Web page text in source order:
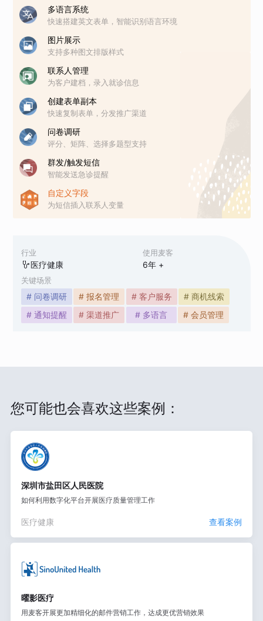
行业
医疗健康
使用麦客
6年 +
关键场景
# 问卷调研 # 报名管理 # 客户服务
# 商机线索
# 通知提醒
# 渠道推广 # 多语言 # 会员管理
多语言系统
快速搭建英文表单，智能识别语言环境
图片展示
支持多种图文排版样式
联系人管理
为客户建档，录入就诊信息
创建表单副本
快速复制表单，分发推广渠道
问卷调研
评分、矩阵、选择多题型支持
群发/触发短信
智能发送急诊提醒
自定义字段
为短信插入联系人变量
您可能也会喜欢这些案例：
深圳市盐田区人民医院
如何利用数字化平台开展医疗质量管理工作
医疗健康 查看案例
曜影医疗
用麦客开展更加精细化的邮件营销工作，达成更优营销效果